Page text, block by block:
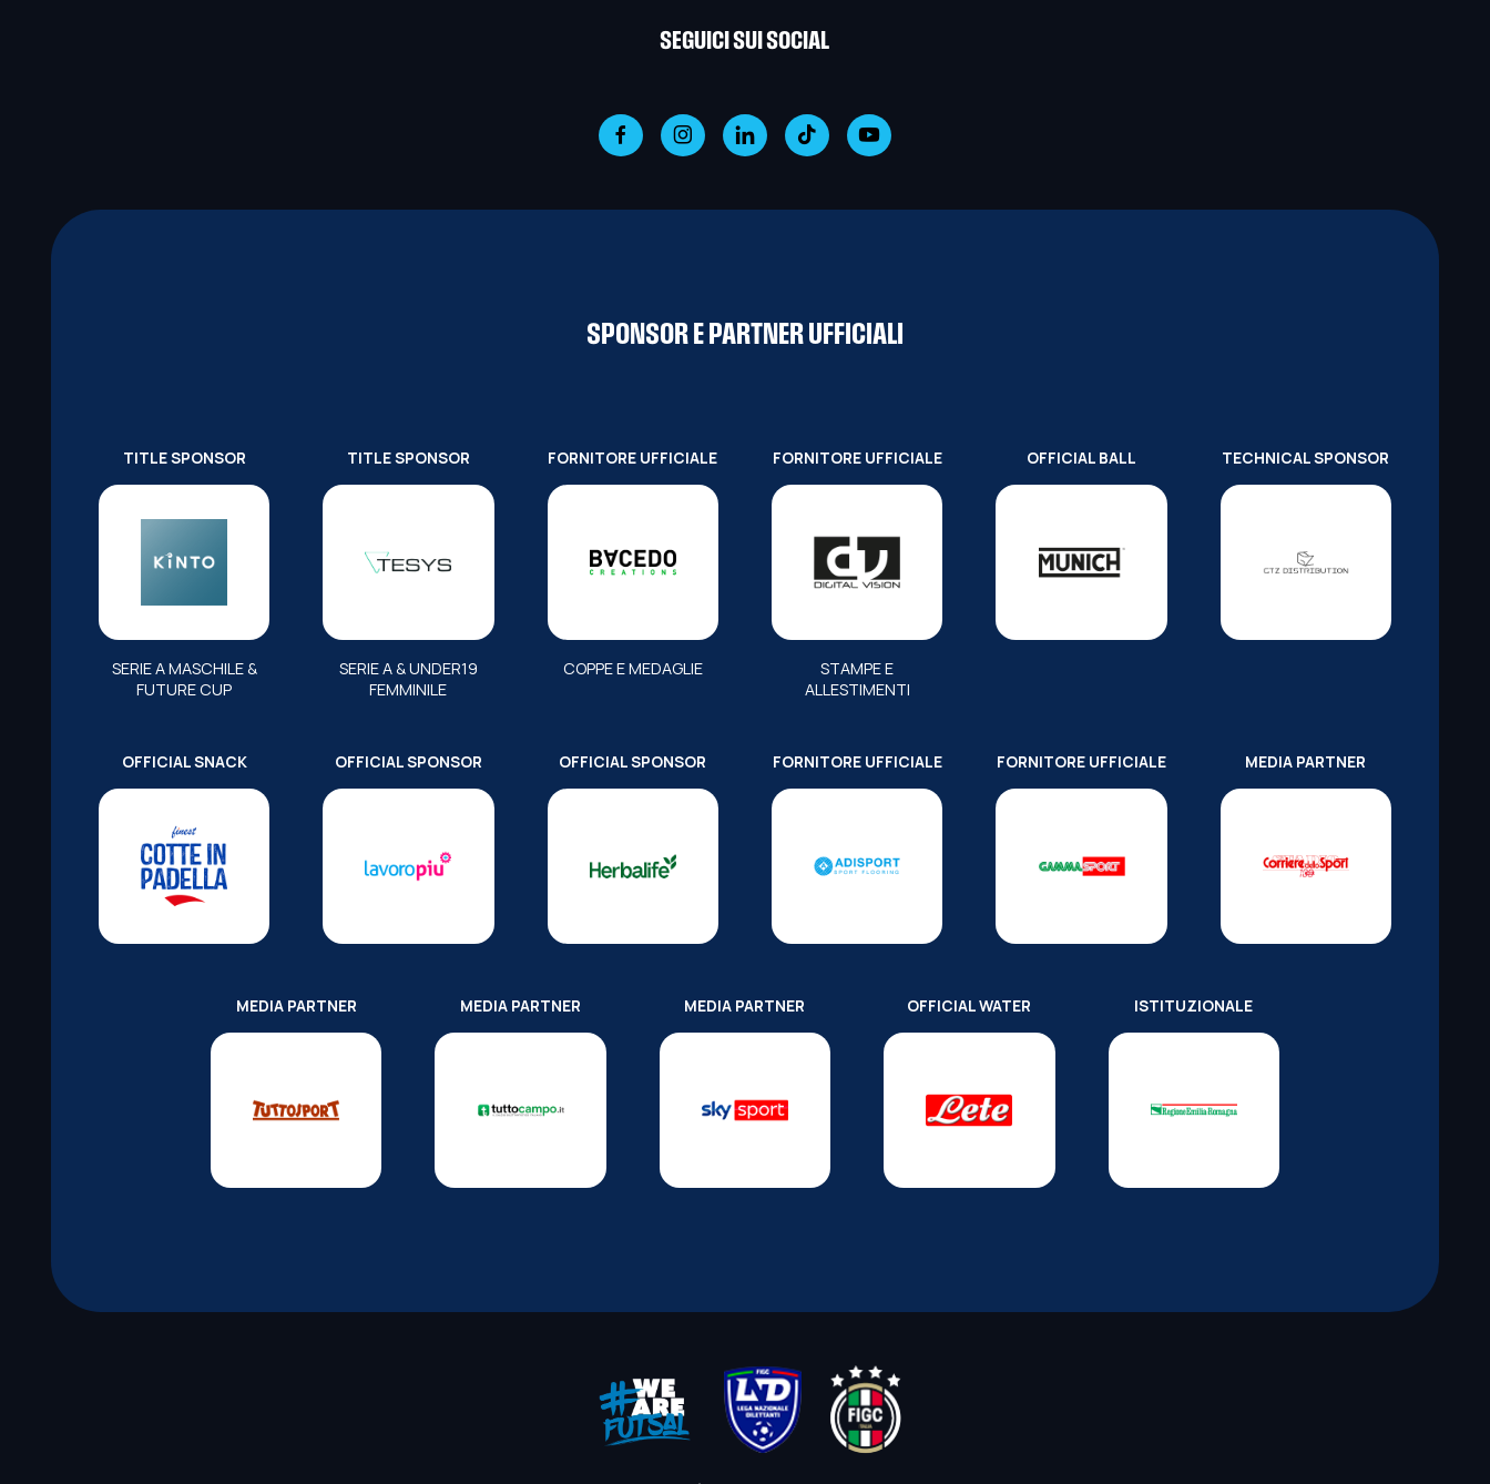
SEGUICI SUI SOCIAL
SPONSOR E PARTNER UFFICIALI
TITLE SPONSOR
SERIE A MASCHILE &
FUTURE CUP
TITLE SPONSOR
SERIE A & UNDER19
FEMMINILE
FORNITORE UFFICIALE
COPPE E MEDAGLIE
FORNITORE UFFICIALE
STAMPE E
ALLESTIMENTI
OFFICIAL BALL TECHNICAL SPONSOR
OFFICIAL SNACK OFFICIAL SPONSOR OFFICIAL SPONSOR FORNITORE UFFICIALE FORNITORE UFFICIALE MEDIA PARTNER
MEDIA PARTNER MEDIA PARTNER MEDIA PARTNER OFFICIAL WATER ISTITUZIONALE